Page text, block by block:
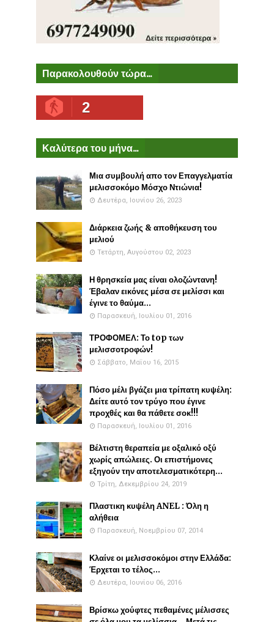
Παρακολουθούν τώρα...
2
Καλύτερα του μήνα...
Μια συμβουλή απο τον Επαγγελματία
μελισσοκόμο Μόσχο Ντιώνια!
Δευτέρα, Ιουνίου 26, 2023
Διάρκεια ζωής & αποθήκευση του
μελιού
Τετάρτη, Αυγούστου 02, 2023
Η θρησκεία μας είναι ολοζώντανη!
Έβαλαν εικόνες μέσα σε μελίσσι και
έγινε το θαύμα...
Παρασκευή, Ιουλίου 01, 2016
ΤΡΟΦΟΜΕΛ: Το top των
μελισσοτροφών!
Σάββατο, Μαΐου 16, 2015
Πόσο μέλι βγάζει μια τρίπατη κυψέλη:
Δείτε αυτό τον τρύγο που έγινε
προχθές και θα πάθετε σοκ!!!
Παρασκευή, Ιουλίου 01, 2016
Βέλτιστη θεραπεία με οξαλικό οξύ
χωρίς απώλειες. Οι επιστήμονες
εξηγούν την αποτελεσματικότερη...
Τρίτη, Δεκεμβρίου 24, 2019
Πλαστικη κυψέλη ANEL : Όλη η
αλήθεια
Παρασκευή, Νοεμβρίου 07, 2014
Κλαίνε οι μελισσοκόμοι στην Ελλάδα:
Έρχεται το τέλος...
Δευτέρα, Ιουνίου 06, 2016
Βρίσκω χούφτες πεθαμένες μέλισσες